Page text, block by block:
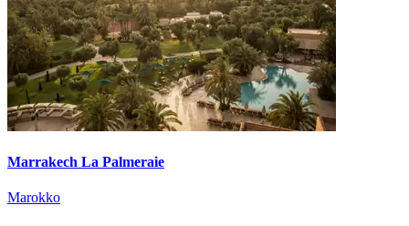
Marrakech La Palmeraie
Marokko